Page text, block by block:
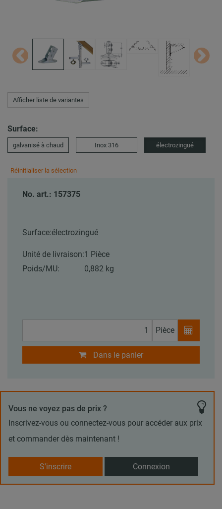
Afficher liste de variantes
Surface:
galvanisé à chaud Inox 316 électrozingué
Réinitialiser la sélection
No. art.: 157375
Surface:électrozingué
Unité de livraison:1 Pièce
Poids/MU:
0,882 kg
Pièce
Dans le panier
Vous ne voyez pas de prix ?
Inscrivez-vous ou connectez-vous pour accéder aux prix
et commander dès maintenant !
S'inscrire Connexion